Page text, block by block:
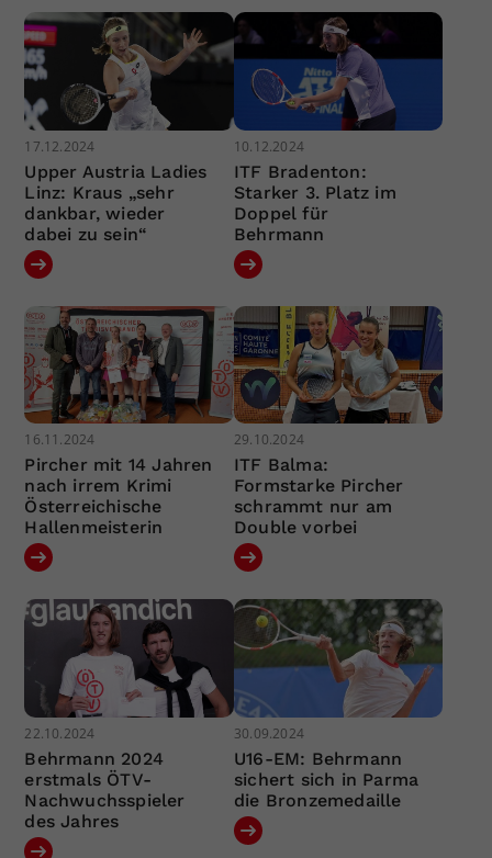
17.12.2024
Upper Austria Ladies
Linz: Kraus „sehr
dankbar, wieder
dabei zu sein“
10.12.2024
ITF Bradenton:
Starker 3. Platz im
Doppel für
Behrmann
16.11.2024
Pircher mit 14 Jahren
nach irrem Krimi
Österreichische
Hallenmeisterin
29.10.2024
ITF Balma:
Formstarke Pircher
schrammt nur am
Double vorbei
22.10.2024
Behrmann 2024
erstmals ÖTV-
Nachwuchsspieler
des Jahres
30.09.2024
U16-EM: Behrmann
sichert sich in Parma
die Bronzemedaille